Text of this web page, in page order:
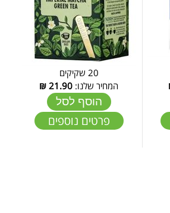
20 שקיקים
המחיר שלנו: 21.90
₪
הוסף לסל
פרטים נוספים